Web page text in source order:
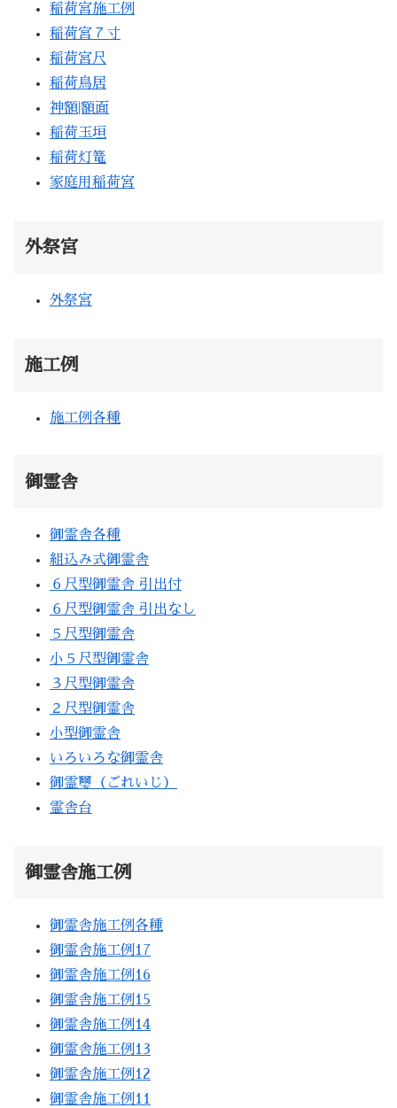
稲荷宮施工例
稲荷宮７寸
稲荷宮尺
稲荷鳥居
神額|額面
稲荷玉垣
稲荷灯篭
家庭用稲荷宮
外祭宮
外祭宮
施工例
施工例各種
御霊舎
御霊舎各種
組込み式御霊舎
６尺型御霊舎 引出付
６尺型御霊舎 引出なし
５尺型御霊舎
小５尺型御霊舎
３尺型御霊舎
２尺型御霊舎
小型御霊舎
いろいろな御霊舎
御霊璽（ごれいじ）
霊舎台
御霊舎施工例
御霊舎施工例各種
御霊舎施工例17
御霊舎施工例16
御霊舎施工例15
御霊舎施工例14
御霊舎施工例13
御霊舎施工例12
御霊舎施工例11